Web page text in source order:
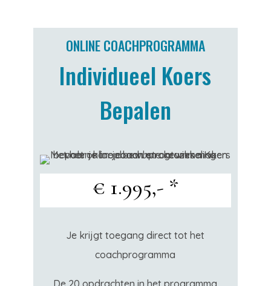
ONLINE COACHPROGRAMMA
Individueel Koers
Bepalen
€ 1.995,- *
Je krijgt toegang direct tot het
coachprogramma
De 20 opdrachten in het programma